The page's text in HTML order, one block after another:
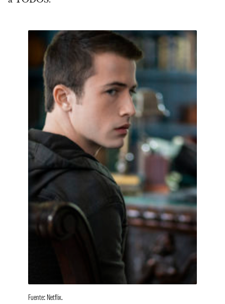
Fuente: Netflix.